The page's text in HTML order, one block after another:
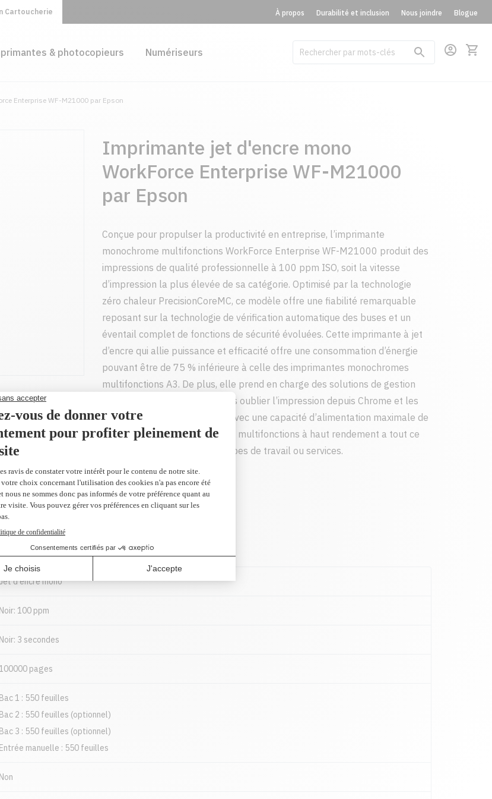
Cartoucherie À propos Durabilité et inclusion Nous joindre Blogue
& photocopieurs Numériseurs
Enterprise WF-M21000 par Epson
Imprimante jet d'encre mono
WorkForce Enterprise WF-M21000
par Epson
Conçue pour propulser la productivité en entreprise, l’imprimante
monochrome multifonctions WorkForce Enterprise WF-M21000 produit des
impressions de qualité professionnelle à 100 ppm ISO, soit la vitesse
d’impression la plus élevée de sa catégorie. Optimisé par la technologie
zéro chaleur PrecisionCoreMC, ce modèle offre une fiabilité remarquable
reposant sur la technologie de vérification automatique des buses et un
éventail complet de fonctions de sécurité évoluées. Cette imprimante à jet
d’encre qui allie puissance et efficacité offre une consommation d’énergie
pouvant être de 75 % inférieure à celle des imprimantes monochromes
multifonctions A3. De plus, elle prend en charge des solutions de gestion
des impressions pratiques sans oublier l’impression depuis Chrome et les
appareils mobiles iOSMD3,4. Avec une capacité d’alimentation maximale de
5 350 pages, cette imprimante multifonctions à haut rendement a tout ce
qu’il faut pour les grands groupes de travail ou services.
Prix sur demande
CARACTÉRISTIQUES TECHNIQUES
d'encre mono
Noir: 100 ppm
Noir: 3 secondes
100000 pages
Bac 1 : 550 feuilles
Bac 2 : 550 feuilles (optionnel)
Bac 3 : 550 feuilles (optionnel)
Entrée manuelle : 550 feuilles
Non